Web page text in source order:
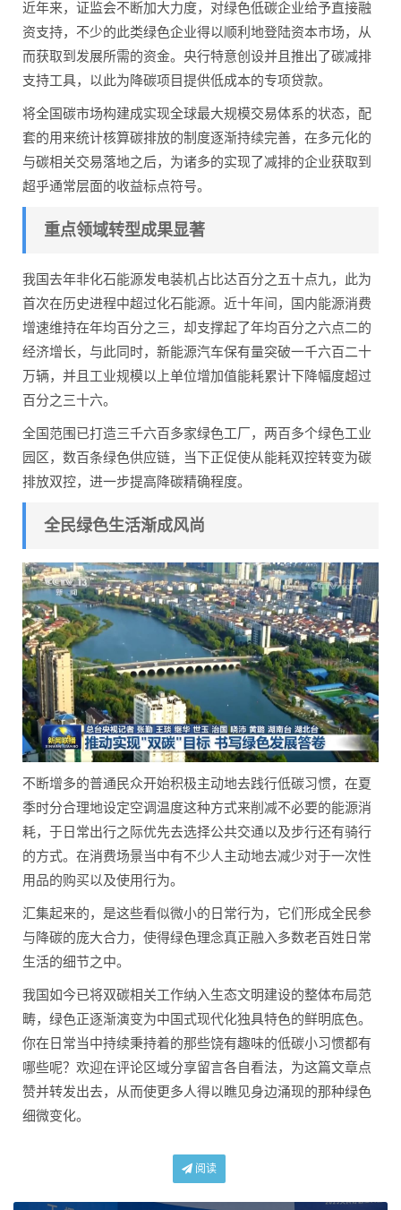
近年来，证监会不断加大力度，对绿色低碳企业给予直接融
资支持，不少的此类绿色企业得以顺利地登陆资本市场，从
而获取到发展所需的资金。央行特意创设并且推出了碳减排
支持工具，以此为降碳项目提供低成本的专项贷款。
将全国碳市场构建成实现全球最大规模交易体系的状态，配
套的用来统计核算碳排放的制度逐渐持续完善，在多元化的
与碳相关交易落地之后，为诸多的实现了减排的企业获取到
超乎通常层面的收益标点符号。
重点领域转型成果显著
我国去年非化石能源发电装机占比达百分之五十点九，此为
首次在历史进程中超过化石能源。近十年间，国内能源消费
增速维持在年均百分之三，却支撑起了年均百分之六点二的
经济增长，与此同时，新能源汽车保有量突破一千六百二十
万辆，并且工业规模以上单位增加值能耗累计下降幅度超过
百分之三十六。
全国范围已打造三千六百多家绿色工厂，两百多个绿色工业
园区，数百条绿色供应链，当下正促使从能耗双控转变为碳
排放双控，进一步提高降碳精确程度。
全民绿色生活渐成风尚
不断增多的普通民众开始积极主动地去践行低碳习惯，在夏
季时分合理地设定空调温度这种方式来削减不必要的能源消
耗，于日常出行之际优先去选择公共交通以及步行还有骑行
的方式。在消费场景当中有不少人主动地去减少对于一次性
用品的购买以及使用行为。
汇集起来的，是这些看似微小的日常行为，它们形成全民参
与降碳的庞大合力，使得绿色理念真正融入多数老百姓日常
生活的细节之中。
我国如今已将双碳相关工作纳入生态文明建设的整体布局范
畴，绿色正逐渐演变为中国式现代化独具特色的鲜明底色。
你在日常当中持续秉持着的那些饶有趣味的低碳小习惯都有
哪些呢？欢迎在评论区域分享留言各自看法，为这篇文章点
赞并转发出去，从而使更多人得以瞧见身边涌现的那种绿色
细微变化。
阅读